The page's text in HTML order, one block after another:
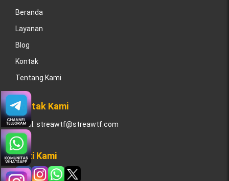
Beranda
Layanan
Blog
Kontak
Tentang Kami
Kontak Kami
Email: streawtf@streawtf.com
Ikuti Kami